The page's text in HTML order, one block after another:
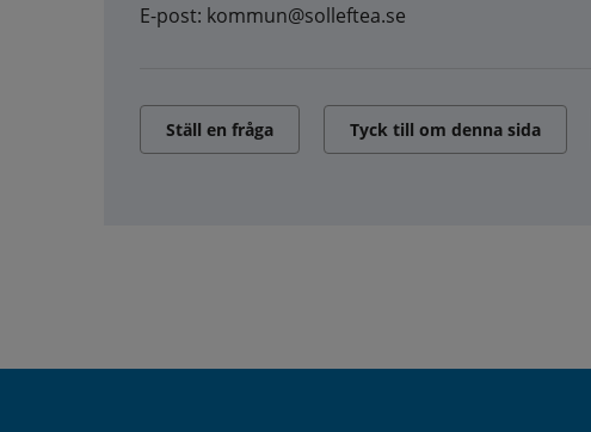
E-post: kommun@solleftea.se
Ställ en fråga Tyck till om denna sida